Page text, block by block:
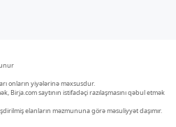
onların yiyələrinə məxsusdur.
Birja.com saytının istifadəçi razılaşmasını qəbul etmək
elanların məzmununa görə məsuliyyət daşımır.